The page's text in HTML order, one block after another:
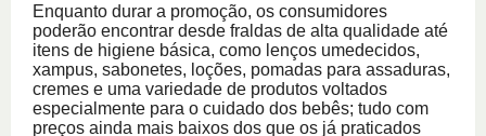
Enquanto durar a promoção, os consumidores
poderão encontrar desde fraldas de alta qualidade até
itens de higiene básica, como lenços umedecidos,
xampus, sabonetes, loções, pomadas para assaduras,
cremes e uma variedade de produtos voltados
especialmente para o cuidado dos bebês; tudo com
preços ainda mais baixos dos que os já praticados